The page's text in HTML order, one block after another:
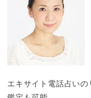
エキサイト電話占い